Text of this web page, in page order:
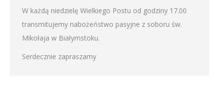
W każdą niedzielę Wielkiego Postu od godziny 17.00
transmitujemy nabożeństwo pasyjne z soboru św.
Mikołaja w Białymstoku.
Serdecznie zapraszamy